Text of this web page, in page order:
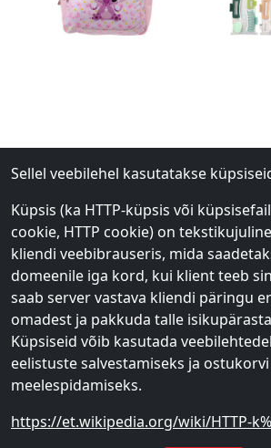
Sellel veebilehel kasutatakse
Küpsis (ka HTTP-küpsis või
cookie, HTTP cookie) on
kliendi veebibrauseris, mida
domeenile iga kord, kui klient teeb
saab server vastava kliendi päringu
omadest ja pakkuda talle
Küpsiseid võib kasutada
eelistuste salvestamiseks ja
meelespidamiseks.
https://et.wikipedia.org/wiki/HTTP-